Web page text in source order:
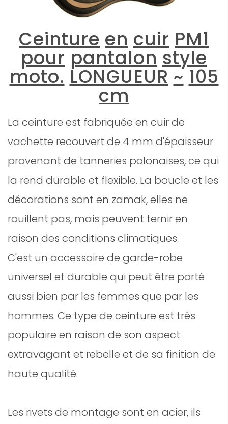
Ceinture en cuir PM1
pour pantalon style
moto. LONGUEUR ~ 105
cm
La ceinture est fabriquée en cuir de
vachette recouvert de 4 mm d'épaisseur
provenant de tanneries polonaises, ce qui
la rend durable et flexible. La boucle et les
décorations sont en zamak, elles ne
rouillent pas, mais peuvent ternir en
raison des conditions climatiques.
C'est un accessoire de garde-robe
universel et durable qui peut être porté
aussi bien par les femmes que par les
hommes. Ce type de ceinture est très
populaire en raison de son aspect
extravagant et rebelle et de sa finition de
haute qualité.
Les rivets de montage sont en acier, ils